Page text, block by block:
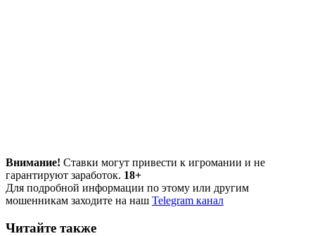
Внимание! Ставки могут привести к игромании и не
гарантируют заработок. 18+
Для подробной информации по этому или другим
мошенникам заходите на наш Telegram канал
Читайте также